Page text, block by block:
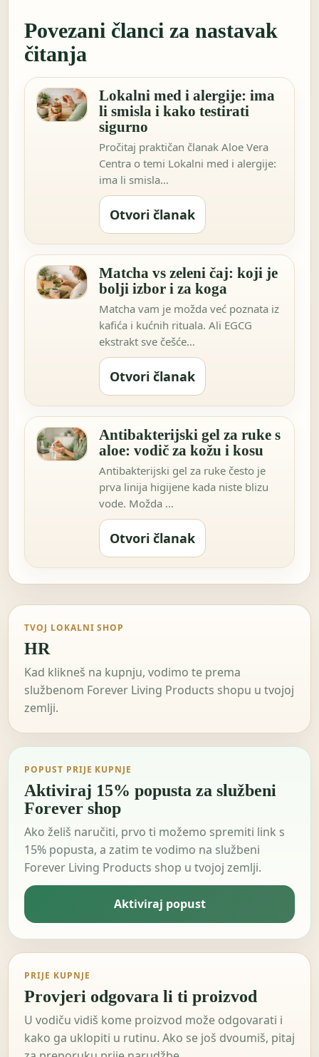
Povezani članci za nastavak
čitanja
Lokalni med i alergije: ima
li smisla i kako testirati
sigurno
Pročitaj praktičan članak Aloe Vera
Centra o temi Lokalni med i alergije:
ima li smisla…
Otvori članak
Matcha vs zeleni čaj: koji je
bolji izbor i za koga
Matcha vam je možda već poznata iz
kafića i kućnih rituala. Ali EGCG
ekstrakt sve češće…
Otvori članak
Antibakterijski gel za ruke s
aloe: vodič za kožu i kosu
Antibakterijski gel za ruke često je
prva linija higijene kada niste blizu
vode. Možda …
Otvori članak
TVOJ LOKALNI SHOP
HR
Kad klikneš na kupnju, vodimo te prema
službenom Forever Living Products shopu u tvojoj
zemlji.
POPUST PRIJE KUPNJE
Aktiviraj 15% popusta za službeni
Forever shop
Ako želiš naručiti, prvo ti možemo spremiti link s
15% popusta, a zatim te vodimo na službeni
Forever Living Products shop u tvojoj zemlji.
Aktiviraj popust
PRIJE KUPNJE
Provjeri odgovara li ti proizvod
U vodiču vidiš kome proizvod može odgovarati i
kako ga uklopiti u rutinu. Ako se još dvoumiš, pitaj